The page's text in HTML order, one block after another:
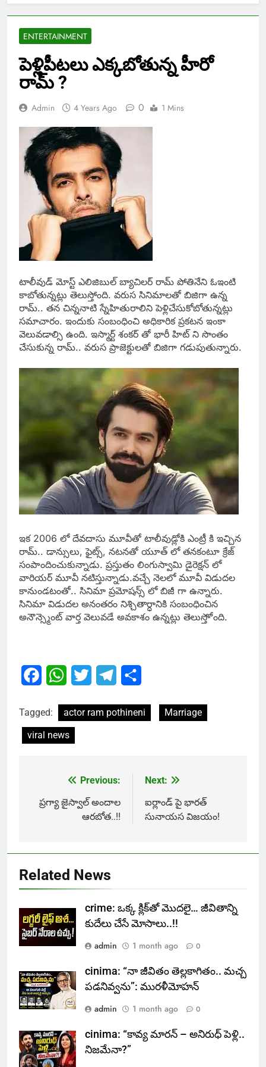
ENTERTAINMENT
పెళ్లిపీటలు ఎక్కబోతున్న హీరో
రామ్ ?
Admin 4 Years Ago 0 1 Mins
టాలీవుడ్ మోస్ట్ ఎలిజిబుల్ బ్యాచిలర్ రామ్ పోతినేని ఓఇంటి
కాబోతున్నట్లు తెలుస్తోంది. వరుస సినిమాలతో బిజిగా ఉన్న
రామ్.. తన చిన్ననాటి స్నేహితురాలిని పెళ్లిచేసుకోబోతున్నట్లు
సమాచారం. ఇందుకు సంబంధించి అధికారిక ప్రకటన ఇంకా
వెలువడాల్సి ఉంది. ఇస్మార్ట్ శంకర్ తో భారీ హిట్ ని సొంతం
చేసుకున్న రామ్.. వరుస ప్రాజెక్టులతో బిజిగా గడుపుతున్నారు.
ఇక 2006 లో దేవదాసు మూవీతో టాలీవుడ్లోకి ఎంట్రీ కి ఇచ్చిన
రామ్.. డాన్సులు, ఫైట్స్‌, నటనతో యూత్ లో తనకంటూ క్రేజ్
సంపాందించుకున్నాడు. ప్రస్తుతం లింగుస్వామి డైరెక్షన్ లో
వారియర్ మూవీ నటిస్తున్నాడు.వచ్చే నెలలో మూవీ విడుదల
కానుండటంతో.. సినిమా ప్రమోషన్స్ లో బిజీ గా ఉన్నారు.
సినిమా విడుదల అనంతరం నిశ్చితార్ధానికి సంబంధించిన
అనౌన్స్మెంట్ వార్త వెలువడే అవకాశం ఉన్నట్లు తెలుస్తొోంది.
FacebookWhatsApp
Twitter Telegram
Tagged: actor ram pothineni
Marriage
viral news
navigation
Previous:
ప్రగ్యా జైస్వాల్ అందాల
ఆరబోత..!!
Next:
ఐర్లాండ్ పై భారత్
సునాయస విజయం!
Related News
crime: ఒక్క క్లిక్‌తో మొదలై… జీవితాన్ని
కుదేలు చేసే మోసాలు..!!
admin
1 month ago 0
cinima: “నా జీవితం తెల్లకాగితం.. మచ్చ
పడనివ్వను”: మురళీమోహన్
admin
1 month ago 0
cinima: “కావ్య మారన్ – అనిరుధ్ పెళ్లి..
నిజమేనా?”